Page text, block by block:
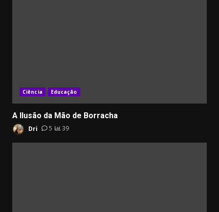
Ciência Educação
A Ilusão da Mão de Borracha
Dri 5 39